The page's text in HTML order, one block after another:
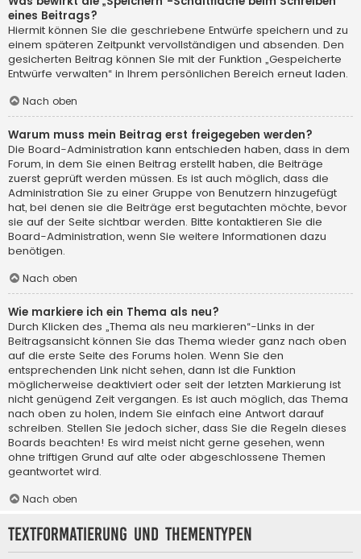
eines Beitrags?
Hiermit können Sie die geschriebene Entwürfe speichern und zu
einem späteren Zeitpunkt vervollständigen und absenden. Den
gesicherten Beitrag können Sie mit der Funktion „Gespeicherte
Entwürfe verwalten“ in Ihrem persönlichen Bereich erneut laden.
Nach oben
Warum muss mein Beitrag erst freigegeben werden?
Die Board-Administration kann entschieden haben, dass in dem
Forum, in dem Sie einen Beitrag erstellt haben, die Beiträge
zuerst geprüft werden müssen. Es ist auch möglich, dass die
Administration Sie zu einer Gruppe von Benutzern hinzugefügt
hat, bei denen sie die Beiträge erst begutachten möchte, bevor
sie auf der Seite sichtbar werden. Bitte kontaktieren Sie die
Board-Administration, wenn Sie weitere Informationen dazu
benötigen.
Nach oben
Wie markiere ich ein Thema als neu?
Durch Klicken des „Thema als neu markieren“-Links in der
Beitragsansicht können Sie das Thema wieder ganz nach oben
auf die erste Seite des Forums holen. Wenn Sie den
entsprechenden Link nicht sehen, dann ist die Funktion
möglicherweise deaktiviert oder seit der letzten Markierung ist
nicht genügend Zeit vergangen. Es ist auch möglich, das Thema
nach oben zu holen, indem Sie einfach eine Antwort darauf
schreiben. Stellen Sie jedoch sicher, dass Sie die Regeln dieses
Boards beachten! Es wird meist nicht gerne gesehen, wenn
ohne triftigen Grund auf alte oder abgeschlossene Themen
geantwortet wird.
Nach oben
Textformatierung und Thementypen